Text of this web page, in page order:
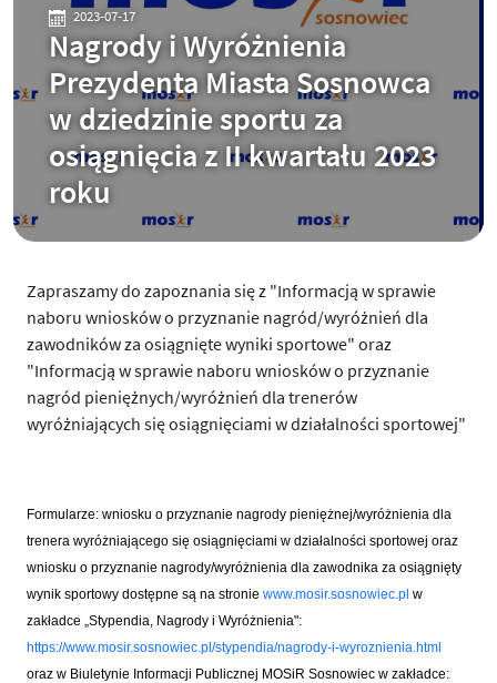
2023-07-17
Nagrody i Wyróżnienia
Prezydenta Miasta Sosnowca
w dziedzinie sportu za
osiągnięcia z II kwartału 2023
roku
Zapraszamy do zapoznania się z "Informacją w sprawie
naboru wniosków o przyznanie nagród/wyróżnień dla
zawodników za osiągnięte wyniki sportowe" oraz
"Informacją w sprawie naboru wniosków o przyznanie
nagród pieniężnych/wyróżnień dla trenerów
wyróżniających się osiągnięciami w działalności sportowej"
Formularze: wniosku o przyznanie nagrody pieniężnej/wyróżnienia dla
trenera wyróżniającego się osiągnięciami w działalności sportowej oraz
wniosku o przyznanie nagrody/wyróżnienia dla zawodnika za osiągnięty
wynik sportowy dostępne są na stronie www.mosir.sosnowiec.pl w
zakładce „Stypendia, Nagrody i Wyróżnienia":
https://www.mosir.sosnowiec.pl/stypendia/nagrody-i-wyroznienia.html
oraz w Biuletynie Informacji Publicznej MOSiR Sosnowiec w zakładce: